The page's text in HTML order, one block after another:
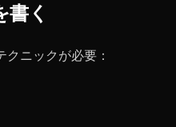
書く
ニックが必要：